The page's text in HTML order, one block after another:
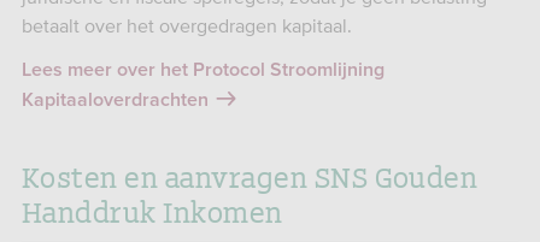
betaalt over het overgedragen kapitaal.
Lees meer over het Protocol Stroomlijning
Kapitaaloverdrachten
Kosten en aanvragen SNS Gouden
Handdruk Inkomen